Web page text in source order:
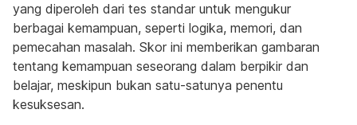
yang diperoleh dari tes standar untuk mengukur
berbagai kemampuan, seperti logika, memori, dan
pemecahan masalah. Skor ini memberikan gambaran
tentang kemampuan seseorang dalam berpikir dan
belajar, meskipun bukan satu-satunya penentu
kesuksesan.